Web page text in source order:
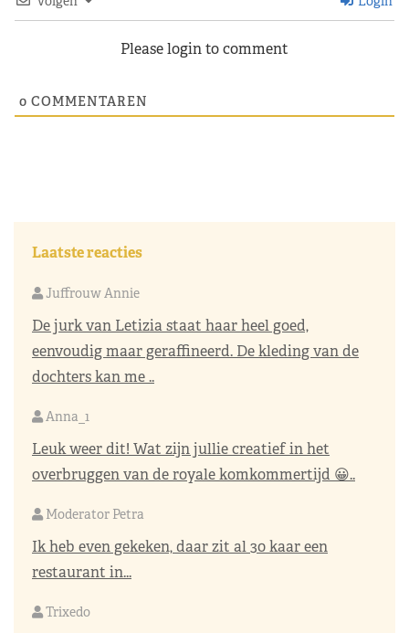
Please login to comment
0 COMMENTAREN
Laatste reacties
Juffrouw Annie
De jurk van Letizia staat haar heel goed,
eenvoudig maar geraffineerd. De kleding van de
dochters kan me ..
Anna_1
Leuk weer dit! Wat zijn jullie creatief in het
overbruggen van de royale komkommertijd 😀..
Moderator Petra
Ik heb even gekeken, daar zit al 30 kaar een
restaurant in...
Trixedo